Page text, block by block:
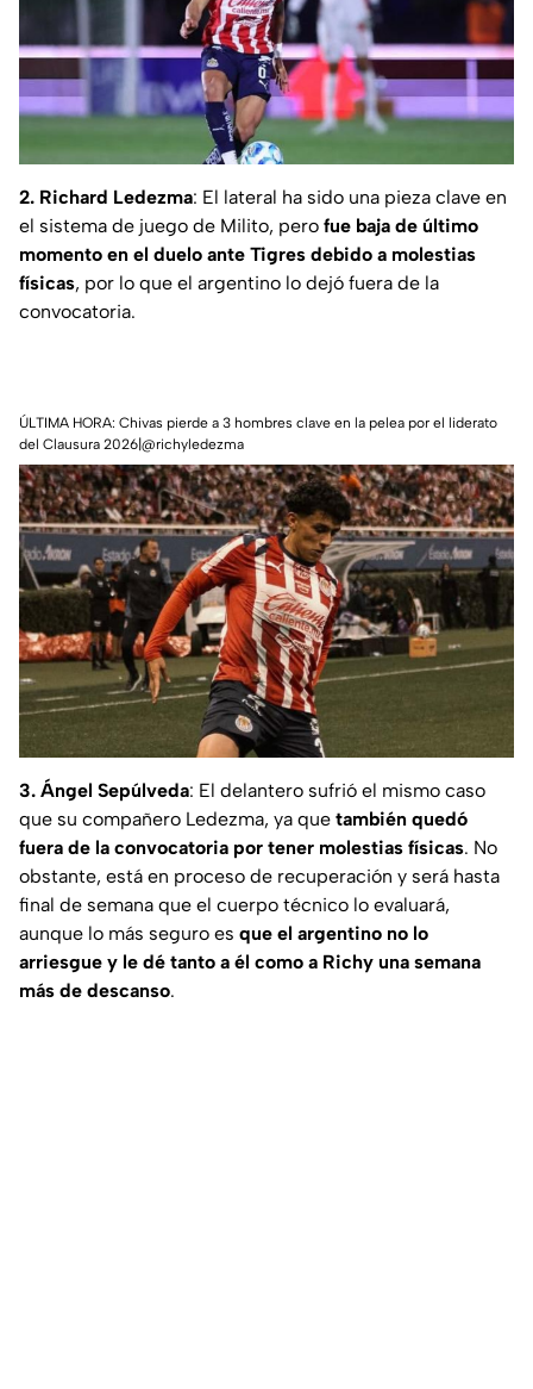
2. Richard Ledezma: El lateral ha sido una pieza clave en
el sistema de juego de Milito, pero fue baja de último
momento en el duelo ante Tigres debido a molestias
físicas, por lo que el argentino lo dejó fuera de la
convocatoria.
ÚLTIMA HORA: Chivas pierde a 3 hombres clave en la pelea por el liderato
del Clausura 2026|@richyledezma
3. Ángel Sepúlveda: El delantero sufrió el mismo caso
que su compañero Ledezma, ya que también quedó
fuera de la convocatoria por tener molestias físicas. No
obstante, está en proceso de recuperación y será hasta
final de semana que el cuerpo técnico lo evaluará,
aunque lo más seguro es que el argentino no lo
arriesgue y le dé tanto a él como a Richy una semana
más de descanso.